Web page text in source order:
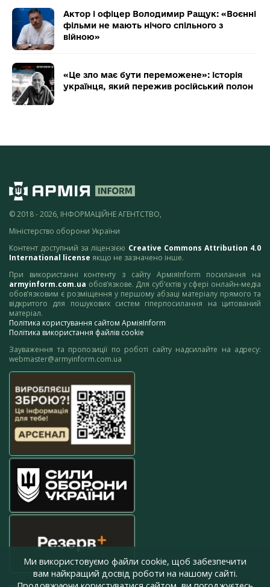
Актор і офіцер Володимир Ращук: «Воєнні
фільми не мають нічого спільного з
війною»
«Це зло має бути переможене»: історія
українця, який пережив російський полон
© 2018 - 2026, ІНФОРМАЦІЙНЕ АГЕНТСТВО,
Міністерство оборони України
Контент доступний за ліцензією Creative Commons Attribution 4.0
International license якщо не зазначено інше.
При використанні контенту з сайту АрміяInform посилання на
armyinform.com.ua обов’язкове. Для суб’єктів у сфері онлайн-медіа
обов’язковим є розміщення у першому абзаці матеріалу прямого та
відкритого для пошукових систем гіперпосилання на цитований
матеріал.
Політика користування сайтом АрміяInform
Політика використання файлів cookie
Зауваження та пропозиції по роботі сайту надсилайте на адресу:
webmaster@armyinform.com.ua
Ми використовуємо файли cookie, щоб забезпечити
вам найкращий досвід роботи на нашому сайті.